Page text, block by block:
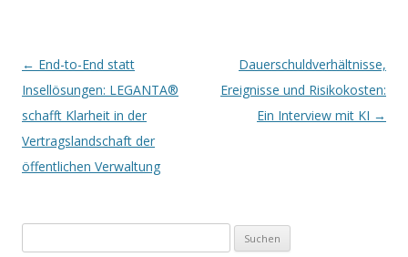
Artikel-Navigation
← End-to-End statt
Insellösungen: LEGANTA®
schafft Klarheit in der
Vertragslandschaft der
öffentlichen Verwaltung
Dauerschuldverhältnisse,
Ereignisse und Risikokosten:
Ein Interview mit KI →